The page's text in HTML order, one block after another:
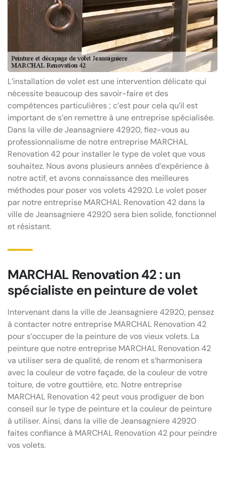
L’installation de volet est une intervention délicate qui
nécessite beaucoup des savoir-faire et des
compétences particulières ; c’est pour cela qu’il est
important de s’en remettre à une entreprise spécialisée.
Dans la ville de Jeansagniere 42920, fiez-vous au
professionnalisme de notre entreprise MARCHAL
Renovation 42 pour installer le type de volet que vous
souhaitez. Nous avons plusieurs années d’expérience à
notre actif, et avons connaissance des meilleures
méthodes pour poser vos volets 42920. Le volet poser
par notre entreprise MARCHAL Renovation 42 dans la
ville de Jeansagniere 42920 sera bien solide, fonctionnel
et résistant.
MARCHAL Renovation 42 : un
spécialiste en peinture de volet
Intervenant dans la ville de Jeansagniere 42920, pensez
à contacter notre entreprise MARCHAL Renovation 42
pour s’occuper de la peinture de vos vieux volets. La
peinture que notre entreprise MARCHAL Renovation 42
va utiliser sera de qualité, de renom et s’harmonisera
avec la couleur de votre façade, de la couleur de votre
toiture, de votre gouttière, etc. Notre entreprise
MARCHAL Renovation 42 peut vous prodiguer de bon
conseil sur le type de peinture et la couleur de peinture
à utiliser. Ainsi, dans la ville de Jeansagniere 42920
faites confiance à MARCHAL Renovation 42 pour peindre
vos volets.